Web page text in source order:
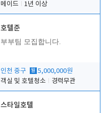
메이드
1년 이상
호텔준
부부팀 모집합니다.
인천 중구 월 5,000,000원
객실 및 호텔청소
경력무관
스타일호텔